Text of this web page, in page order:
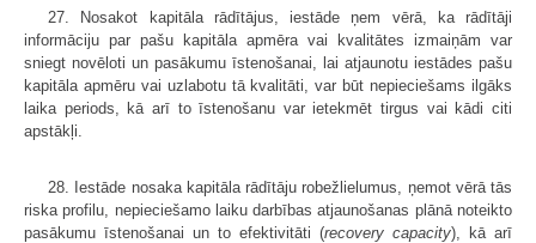
27. Nosakot kapitāla rādītājus, iestāde ņem vērā, ka rādītāji
informāciju par pašu kapitāla apmēra vai kvalitātes izmaiņām var
sniegt novēloti un pasākumu īstenošanai, lai atjaunotu iestādes pašu
kapitāla apmēru vai uzlabotu tā kvalitāti, var būt nepieciešams ilgāks
laika periods, kā arī to īstenošanu var ietekmēt tirgus vai kādi citi
apstākļi.
28. Iestāde nosaka kapitāla rādītāju robežlielumus, ņemot vērā tās
riska profilu, nepieciešamo laiku darbības atjaunošanas plānā noteikto
pasākumu īstenošanai un to efektivitāti (recovery capacity), kā arī